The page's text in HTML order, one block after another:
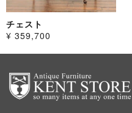
チェスト
¥ 359,700